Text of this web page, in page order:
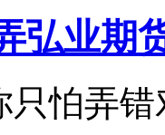
弘业期
只怕弄